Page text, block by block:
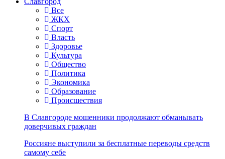
Все
ЖКХ
Спорт
Власть
Здоровье
Культура
Общество
Политика
Экономика
Образование
Происшествия
В Славгороде мошенники продолжают обманывать
доверчивых граждан
Россияне выступили за бесплатные переводы средств
самому себе